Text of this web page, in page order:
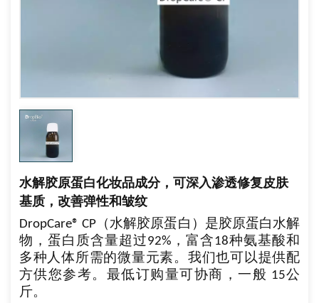
水解胶原蛋白化妆品成分，可深入渗透修复皮肤
基质，改善弹性和皱纹
DropCare® CP（水解胶原蛋白）是胶原蛋白水解
物，蛋白质含量超过92%，富含18种氨基酸和
多种人体所需的微量元素。我们也可以提供配
方供您参考。最低订购量可协商，一般 15公
斤。